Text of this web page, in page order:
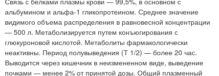
альбумином и альфа-1 гликопротеином. Среднее значение
видимого объема распределения в равновесной концентрации
— 500 л. Метаболизируется путем конъюгирования с
глюкуроновой кислотой. Метаболиты фармакологически
неактивны. Период полувыведения (Т 1/2) — более 20 час.
Выводится через кишечник в неизмененном виде, выведение
почками — менее 2% от принятой дозы. Общий плазменный